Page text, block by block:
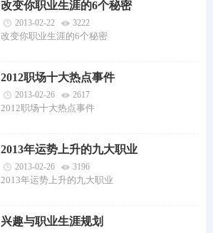
改变你职业生涯的6个秘密
2013-02-22 3222
改变你职业生涯的6个秘密
2012职场十大热点事件
2013-02-26 2617
2012职场十大热点事件
2013年运势上升的九大职业
2013-02-26 3196
2013年运势上升的九大职业
兴趣与职业生涯规划